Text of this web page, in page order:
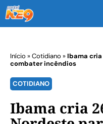
Início »Cotidiano »Ibama
combater incêndios
COTIDIANO
Ibama cria